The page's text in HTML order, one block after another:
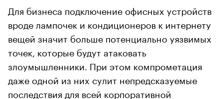
Для бизнеса подключение офисных устройств
вроде лампочек и кондиционеров к интернету
вещей значит больше потенциально уязвимых
точек, которые будут атаковать
злоумышленники. При этом компрометация
даже одной из них сулит непредсказуемые
последствия для всей корпоративной